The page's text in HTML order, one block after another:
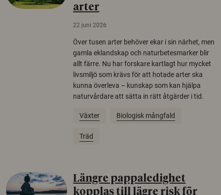
arter
22 juni 2026
Över tusen arter behöver ekar i sin närhet, men
gamla eklandskap och naturbetesmarker blir
allt färre. Nu har forskare kartlagt hur mycket
livsmiljö som krävs för att hotade arter ska
kunna överleva – kunskap som kan hjälpa
naturvårdare att sätta in rätt åtgärder i tid.
Växter Biologisk mångfald
Träd
Längre pappaledighet
kopplas till lägre risk för